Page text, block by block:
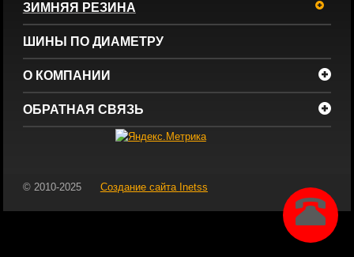
ЗИМНЯЯ РЕЗИНА
ШИНЫ ПО ДИАМЕТРУ
О КОМПАНИИ
ОБРАТНАЯ СВЯЗЬ
© 2010-2025 Создание сайта Inetss